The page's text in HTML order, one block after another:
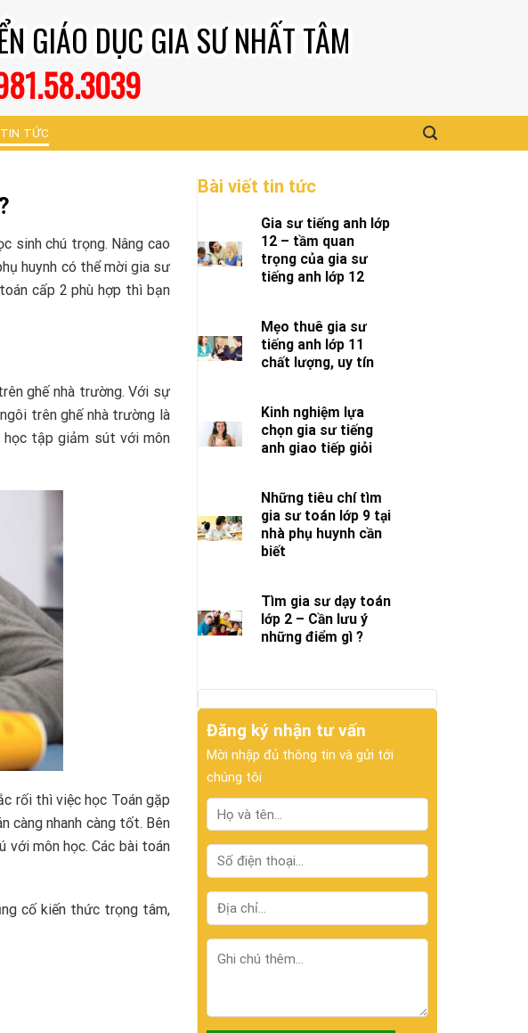
GIÁO DỤC GIA SƯ NHẤT TÂM
TIN TỨC
sinh chú trọng. Nâng cao
huynh có thể mời gia sư
cấp 2 phù hợp thì bạn
ghế nhà trường. Với sự
trên ghế nhà trường là
học tập giảm sút với môn
rối thì việc học Toán gặp
càng nhanh càng tốt. Bên
với môn học. Các bài toán
cố kiến thức trọng tâm,
Bài viết tin tức
Gia sư tiếng anh lớp
12 – tầm quan
trọng của gia sư
tiếng anh lớp 12
Mẹo thuê gia sư
tiếng anh lớp 11
chất lượng, uy tín
Kinh nghiệm lựa
chọn gia sư tiếng
anh giao tiếp giỏi
Những tiêu chí tìm
gia sư toán lớp 9 tại
nhà phụ huynh cần
biết
Tìm gia sư dạy toán
lớp 2 – Cần lưu ý
những điểm gì ?
Đăng ký nhận tư vấn
Mời nhập đủ thông tin và gửi tới
chúng tôi